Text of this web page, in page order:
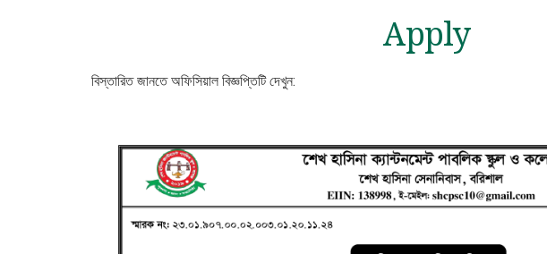
Apply
বিস্তারিত জানতে অফিসিয়াল বিজ্ঞপ্তিটি দেখুন: